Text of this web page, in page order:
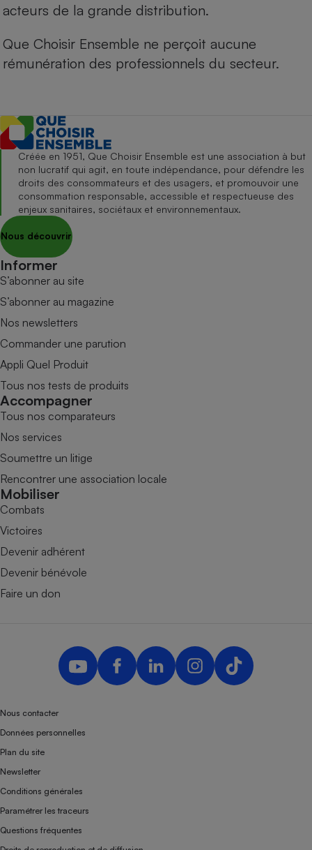
acteurs de la grande distribution.
Que Choisir Ensemble ne perçoit aucune
rémunération des professionnels du secteur.
Créée en 1951, Que Choisir Ensemble est une association à but
non lucratif qui agit, en toute indépendance, pour défendre les
droits des consommateurs et des usagers, et promouvoir une
consommation responsable, accessible et respectueuse des
enjeux sanitaires, sociétaux et environnementaux.
Nous découvrir
Informer
S’abonner au site
S’abonner au magazine
Nos newsletters
Commander une parution
Appli Quel Produit
Tous nos tests de produits
Accompagner
Tous nos comparateurs
Nos services
Soumettre un litige
Rencontrer une association locale
Mobiliser
Combats
Victoires
Devenir adhérent
Devenir bénévole
Faire un don
Nous contacter
Données personnelles
Plan du site
Newsletter
Conditions générales
Paramétrer les traceurs
Questions fréquentes